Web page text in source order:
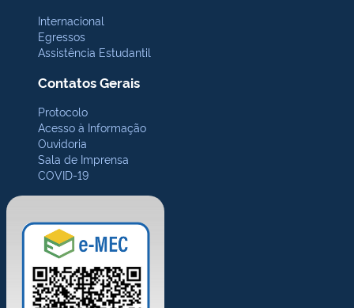
Internacional
Egressos
Assistência Estudantil
Contatos Gerais
Protocolo
Acesso à Informação
Ouvidoria
Sala de Imprensa
COVID-19